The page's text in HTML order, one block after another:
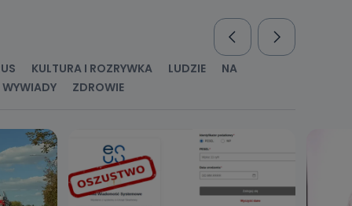
KULTURA I ROZRYWKA LUDZIE
NA
WYWIADY ZDROWIE